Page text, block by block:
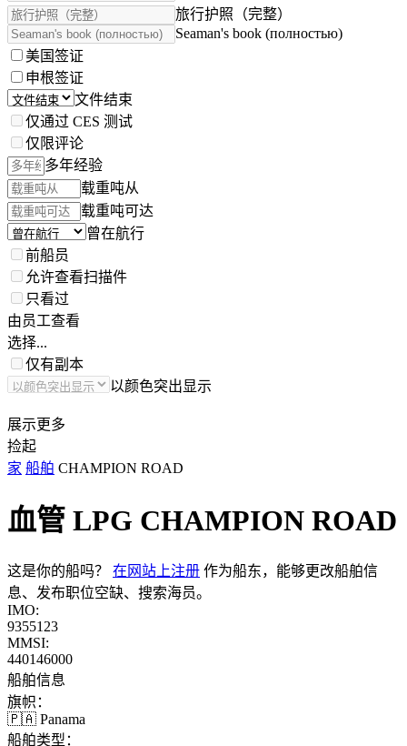
旅行护照（完整）
Seaman's book (полностью)
美国签证
申根签证
文件结束
仅通过 CES 测试
仅限评论
多年经验
载重吨从
载重吨可达
曾在航行
前船员
允许查看扫描件
只看过
由员工查看
选择...
仅有副本
以颜色突出显示
展示更多
捡起
家 船舶 CHAMPION ROAD
血管 LPG CHAMPION ROAD
这是你的船吗？ 在网站上注册 作为船东，能够更改船舶信
息、发布职位空缺、搜索海员。
IMO:
9355123
MMSI:
440146000
船舶信息
旗帜：
🇵🇦 Panama
船舶类型：